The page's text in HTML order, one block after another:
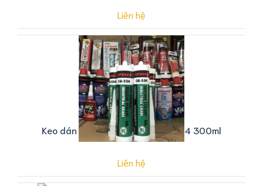
Liên hệ
Keo dán Silicone X'traseal SN-504 300ml
Liên hệ